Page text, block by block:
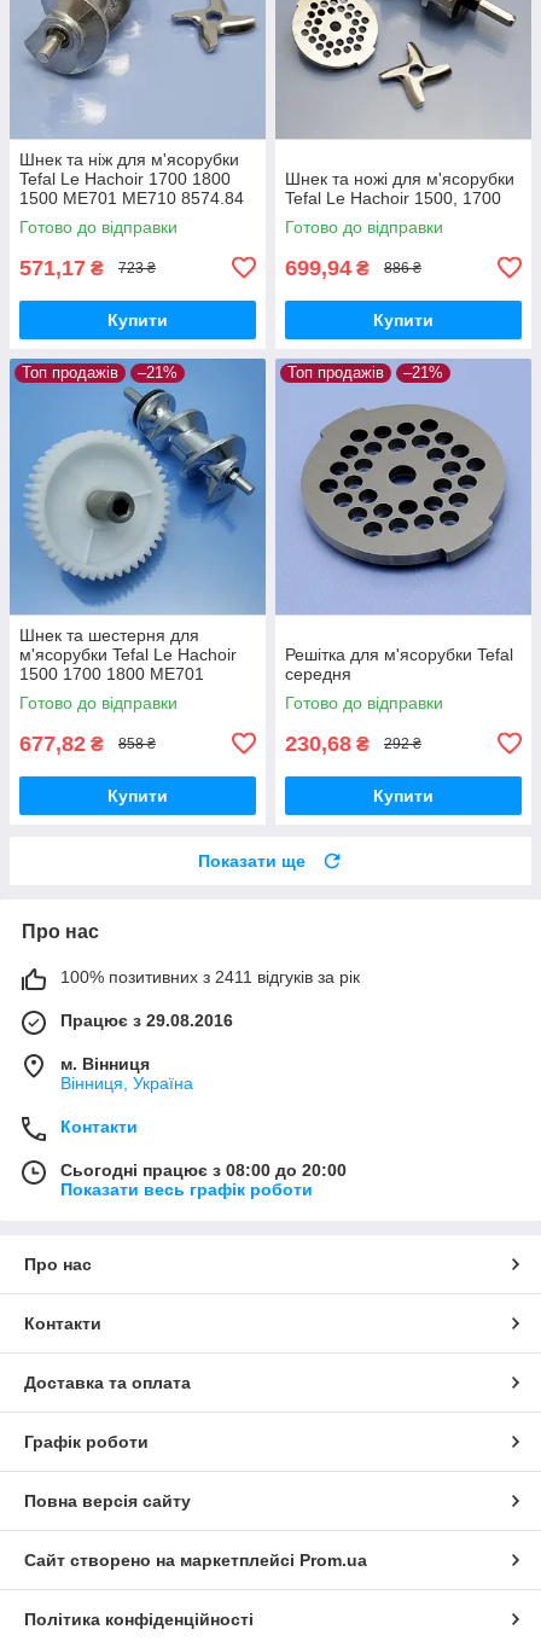
Шнек та ніж для м'ясорубки
Tefal Le Hachoir 1700 1800
1500 ME701 ME710 8574.84
ME700188 8574.88
ME701188 ME71083E
Готово до відправки
571,17 ₴ 723 ₴
Купити
Шнек та ножі для м'ясорубки
Tefal Le Hachoir 1500, 1700
Готово до відправки
699,94 ₴ 886 ₴
Купити
Топ продажів –21%
Шнек та шестерня для
м'ясорубки Tefal Le Hachoir
1500 1700 1800 ME701
ME710 8574.84 ME700188
8574.88 ME701188
Готово до відправки
677,82 ₴ 858 ₴
Купити
Топ продажів –21%
Решітка для м'ясорубки Tefal
середня
Готово до відправки
230,68 ₴ 292 ₴
Купити
Показати ще
Про нас
100% позитивних з 2411 відгуків за рік
Працює з 29.08.2016
м. Вінниця
Вінниця, Україна
Контакти
Сьогодні працює з 08:00 до 20:00
Показати весь графік роботи
Про нас
Контакти
Доставка та оплата
Графік роботи
Повна версія сайту
Сайт створено на маркетплейсі Prom.ua
Політика конфіденційності